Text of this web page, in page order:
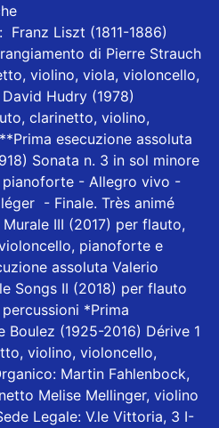
Franz Liszt (1811-1886)
di Pierre Strauch
violino, viola, violoncello,
Hudry (1978)
clarinetto, violino,
esecuzione assoluta
Sonata n. 3 in sol minore
pianoforte - Allegro vivo -
- Finale. Très animé
III (2017) per flauto,
pianoforte e
assoluta Valerio
Songs II (2018) per flauto
*Prima
Boulez (1925-2016) Dérive 1
violino, violoncello,
Martin Fahlenbock,
Melise Mellinger, violino
Legale: V.le Vittoria, 3 I-